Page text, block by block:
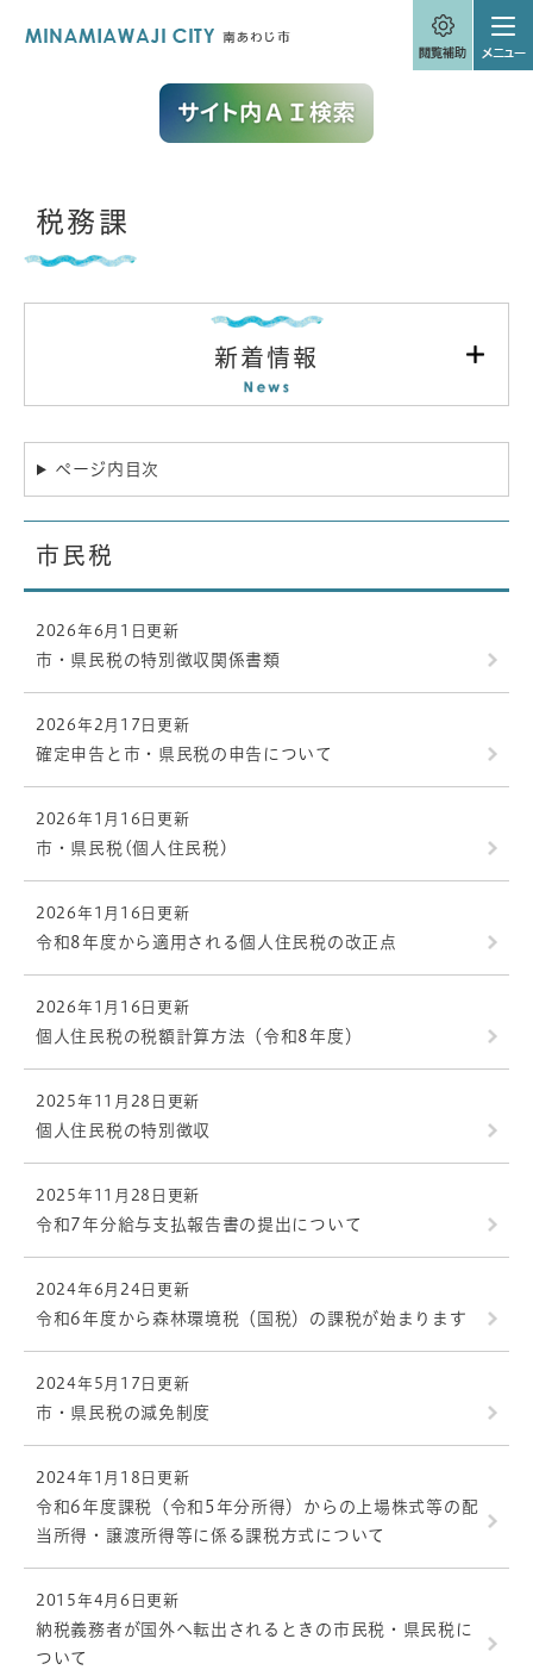
文税務課
新着情報
ページ内目次
市民税
2026年6月1日更新
市・県民税の特別徴収関係書類
2026年2月17日更新
確定申告と市・県民税の申告について
2026年1月16日更新
市・県民税(個人住民税)
2026年1月16日更新
令和8年度から適用される個人住民税の改正点
2026年1月16日更新
個人住民税の税額計算方法（令和8年度）
2025年11月28日更新
個人住民税の特別徴収
2025年11月28日更新
令和7年分給与支払報告書の提出について
2024年6月24日更新
令和6年度から森林環境税（国税）の課税が始まります
2024年5月17日更新
市・県民税の減免制度
2024年1月18日更新
令和6年度課税（令和5年分所得）からの上場株式等の配
当所得・譲渡所得等に係る課税方式について
2015年4月6日更新
納税義務者が国外へ転出されるときの市民税・県民税に
ついて